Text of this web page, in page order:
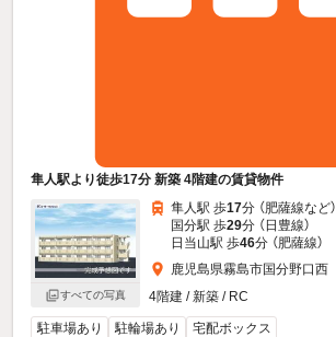
隼人駅より徒歩17分 新築 4階建の賃貸物件
すべての写真
隼人駅 歩17分 （肥薩線など）
国分駅 歩29分 （日豊線）
日当山駅 歩46分 （肥薩線）
鹿児島県霧島市国分野口西
4階建 / 新築 / RC
駐車場あり 駐輪場あり 宅配ボックス